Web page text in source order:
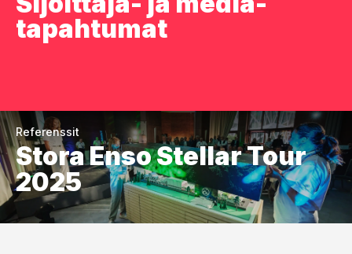
tapahtumat
Referenssit
Stora Enso Stellar Tour
2025